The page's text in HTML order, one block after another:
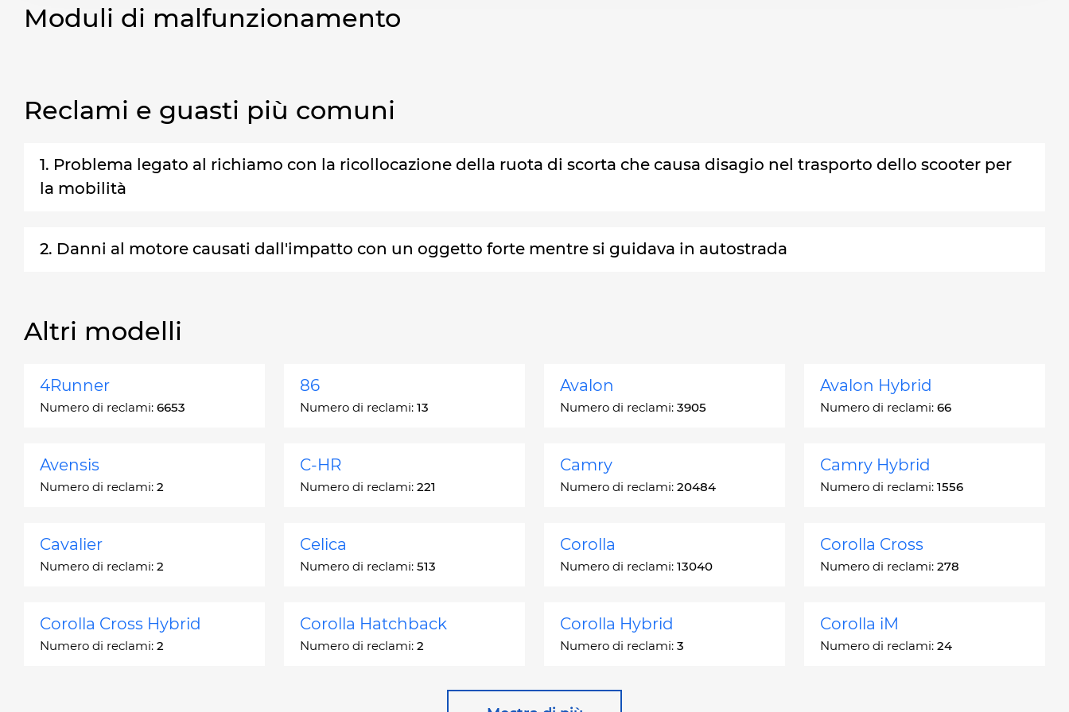
Moduli di malfunzionamento
Reclami e guasti più comuni
1. Problema legato al richiamo con la ricollocazione della ruota di scorta che causa disagio nel trasporto dello scooter per
la mobilità
2. Danni al motore causati dall'impatto con un oggetto forte mentre si guidava in autostrada
Altri modelli
4Runner
Numero di reclami: 6653
86
Numero di reclami: 13
Avalon
Numero di reclami: 3905
Avalon Hybrid
Numero di reclami: 66
Avensis
Numero di reclami: 2
C-HR
Numero di reclami: 221
Camry
Numero di reclami: 20484
Camry Hybrid
Numero di reclami: 1556
Cavalier
Numero di reclami: 2
Celica
Numero di reclami: 513
Corolla
Numero di reclami: 13040
Corolla Cross
Numero di reclami: 278
Corolla Cross Hybrid
Numero di reclami: 2
Corolla Hatchback
Numero di reclami: 2
Corolla Hybrid
Numero di reclami: 3
Corolla iM
Numero di reclami: 24
Cressida